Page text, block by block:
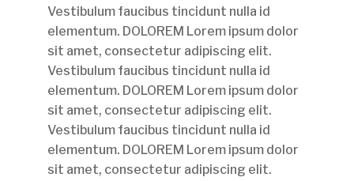
Vestibulum faucibus tincidunt nulla id
elementum. DOLOREM Lorem ipsum dolor
sit amet, consectetur adipiscing elit.
Vestibulum faucibus tincidunt nulla id
elementum. DOLOREM Lorem ipsum dolor
sit amet, consectetur adipiscing elit.
Vestibulum faucibus tincidunt nulla id
elementum. DOLOREM Lorem ipsum dolor
sit amet, consectetur adipiscing elit.